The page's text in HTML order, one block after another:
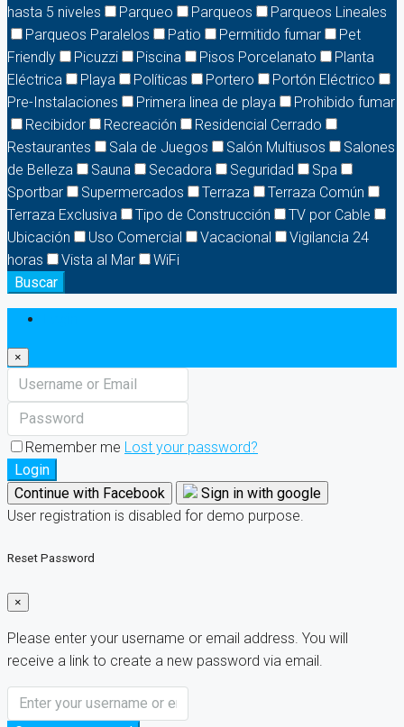
hasta 5 niveles
Parqueo Parqueos
Parqueos Lineales
Parqueos Paralelos
Patio Permitido fumar
Pet
Friendly
Picuzzi Piscina Pisos Porcelanato
Planta
Eléctrica
Playa Políticas Portero
Portón Eléctrico
Pre-Instalaciones
Primera linea de playa
Prohibido fumar
Recibidor
Recreación
Residencial Cerrado
Restaurantes
Sala de Juegos Salón Multiusos
Salones
de Belleza
Sauna Secadora Seguridad
Spa
Sportbar
Supermercados Terraza
Terraza Común
Terraza Exclusiva
Tipo de Construcción
TV por Cable
Ubicación
Uso Comercial Vacacional
Vigilancia 24
horas
Vista al Mar
WiFi
Buscar
×
Remember me Lost your password?
Login
Continue with Facebook
Sign in with google
User registration is disabled for demo purpose.
Reset Password
×
Please enter your username or email address. You will
receive a link to create a new password via email.